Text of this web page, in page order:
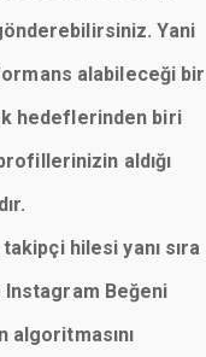
Yani
alabileceği bir
hedeflerinden biri
aldığı
hilesi yanı sıra
Beğeni
algoritmasını